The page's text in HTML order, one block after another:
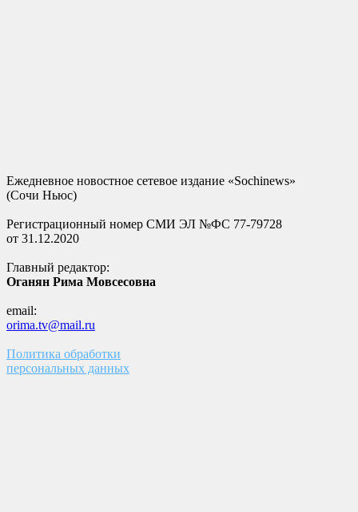
Ежедневное новостное сетевое издание «Sochinews»
(Сочи Ньюс)
Регистрационный номер СМИ ЭЛ №ФС 77-79728
от 31.12.2020
Главный редактор:
Оганян Рима Мовсесовна
email:
orima.tv@mail.ru
Политика обработки
персональных данных